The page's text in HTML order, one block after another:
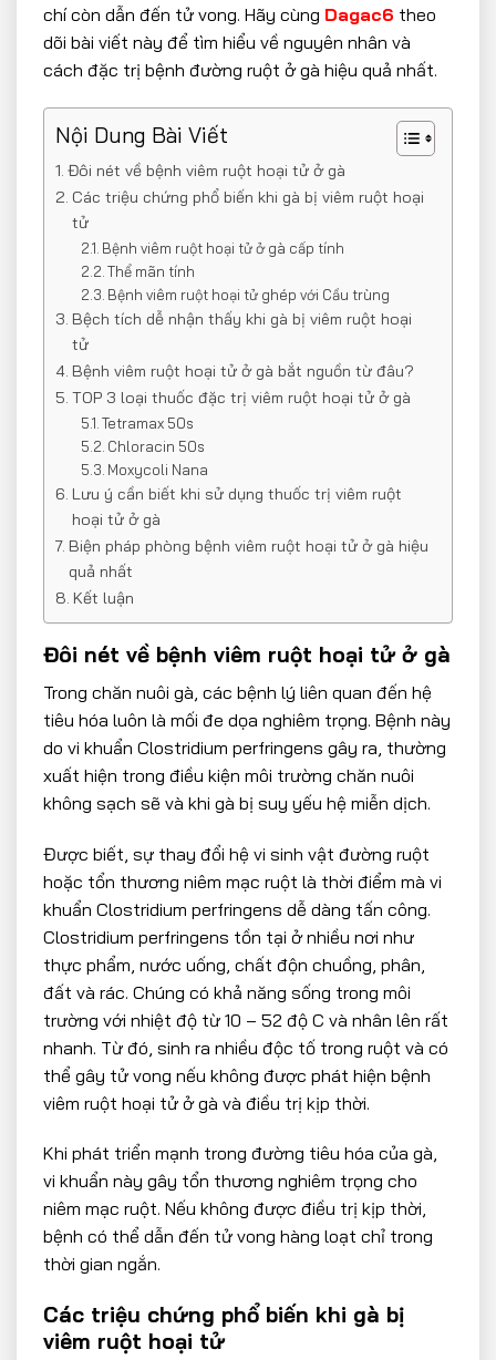
chí còn dẫn đến tử vong. Hãy cùng Dagac6 theo
dõi bài viết này để tìm hiểu về nguyên nhân và
cách đặc trị bệnh đường ruột ở gà hiệu quả nhất.
Nội Dung Bài Viết
Đôi nét về bệnh viêm ruột hoại tử ở gà
Các triệu chứng phổ biến khi gà bị viêm ruột hoại
tử
Bệnh viêm ruột hoại tử ở gà cấp tính
Thể mãn tính
Bệnh viêm ruột hoại tử ghép với Cầu trùng
Bệch tích dễ nhận thấy khi gà bị viêm ruột hoại
tử
Bệnh viêm ruột hoại tử ở gà bắt nguồn từ đâu?
TOP 3 loại thuốc đặc trị viêm ruột hoại tử ở gà
Tetramax 50s
Chloracin 50s
Moxycoli Nana
Lưu ý cần biết khi sử dụng thuốc trị viêm ruột
hoại tử ở gà
Biện pháp phòng bệnh viêm ruột hoại tử ở gà hiệu
quả nhất
Kết luận
Đôi nét về bệnh viêm ruột hoại tử ở gà
Trong chăn nuôi gà, các bệnh lý liên quan đến hệ
tiêu hóa luôn là mối đe dọa nghiêm trọng. Bệnh này
do vi khuẩn Clostridium perfringens gây ra, thường
xuất hiện trong điều kiện môi trường chăn nuôi
không sạch sẽ và khi gà bị suy yếu hệ miễn dịch.
Được biết, sự thay đổi hệ vi sinh vật đường ruột
hoặc tổn thương niêm mạc ruột là thời điểm mà vi
khuẩn Clostridium perfringens dễ dàng tấn công.
Clostridium perfringens tồn tại ở nhiều nơi như
thực phẩm, nước uống, chất độn chuồng, phân,
đất và rác. Chúng có khả năng sống trong môi
trường với nhiệt độ từ 10 – 52 độ C và nhân lên rất
nhanh. Từ đó, sinh ra nhiều độc tố trong ruột và có
thể gây tử vong nếu không được phát hiện bệnh
viêm ruột hoại tử ở gà và điều trị kịp thời.
Khi phát triển mạnh trong đường tiêu hóa của gà,
vi khuẩn này gây tổn thương nghiêm trọng cho
niêm mạc ruột. Nếu không được điều trị kịp thời,
bệnh có thể dẫn đến tử vong hàng loạt chỉ trong
thời gian ngắn.
Các triệu chứng phổ biến khi gà bị
viêm ruột hoại tử